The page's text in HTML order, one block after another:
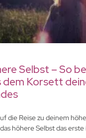
Selbst – So
dem Korsett
die Reise zu deinem
höhere Selbst das